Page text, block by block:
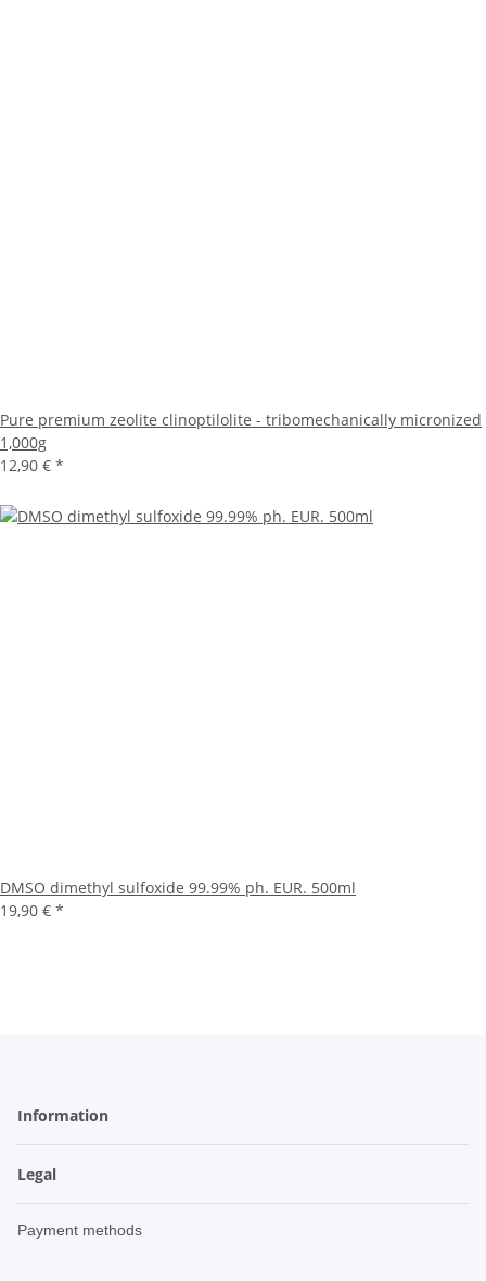
Pure premium zeolite clinoptilolite - tribomechanically micronized
1,000g
12,90 € *
DMSO dimethyl sulfoxide 99.99% ph. EUR. 500ml
19,90 € *
Information
Legal
Payment methods